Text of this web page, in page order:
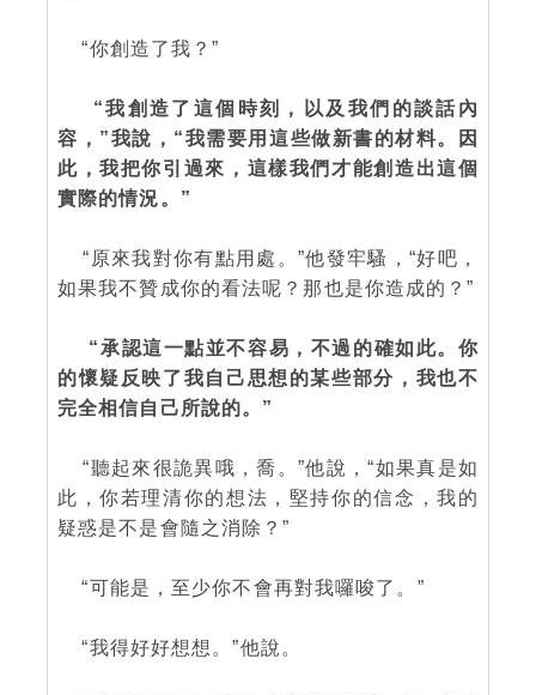
“你創造了我？”
“我創造了這個時刻，以及我們的談話內
容，”我說，“我需要用這些做新書的材料。因
此，我把你引過來，這樣我們才能創造出這個
實際的情況。”
“原來我對你有點用處。”他發牢騷，“好吧，
如果我不贊成你的看法呢？那也是你造成的？”
“承認這一點並不容易，不過的確如此。你
的懷疑反映了我自己思想的某些部分，我也不
完全相信自己所說的。”
“聽起來很詭異哦，喬。”他說，“如果真是如
此，你若理清你的想法，堅持你的信念，我的
疑惑是不是會隨之消除？”
“可能是，至少你不會再對我囉唆了。”
“我得好好想想。”他說。